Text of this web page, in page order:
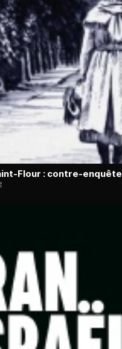
Flour : contre-enquête